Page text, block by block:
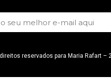
reservados para Maria Rafart –